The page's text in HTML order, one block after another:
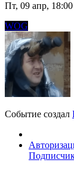
Пт, 09 апр, 18:00
WOG
Событие создал